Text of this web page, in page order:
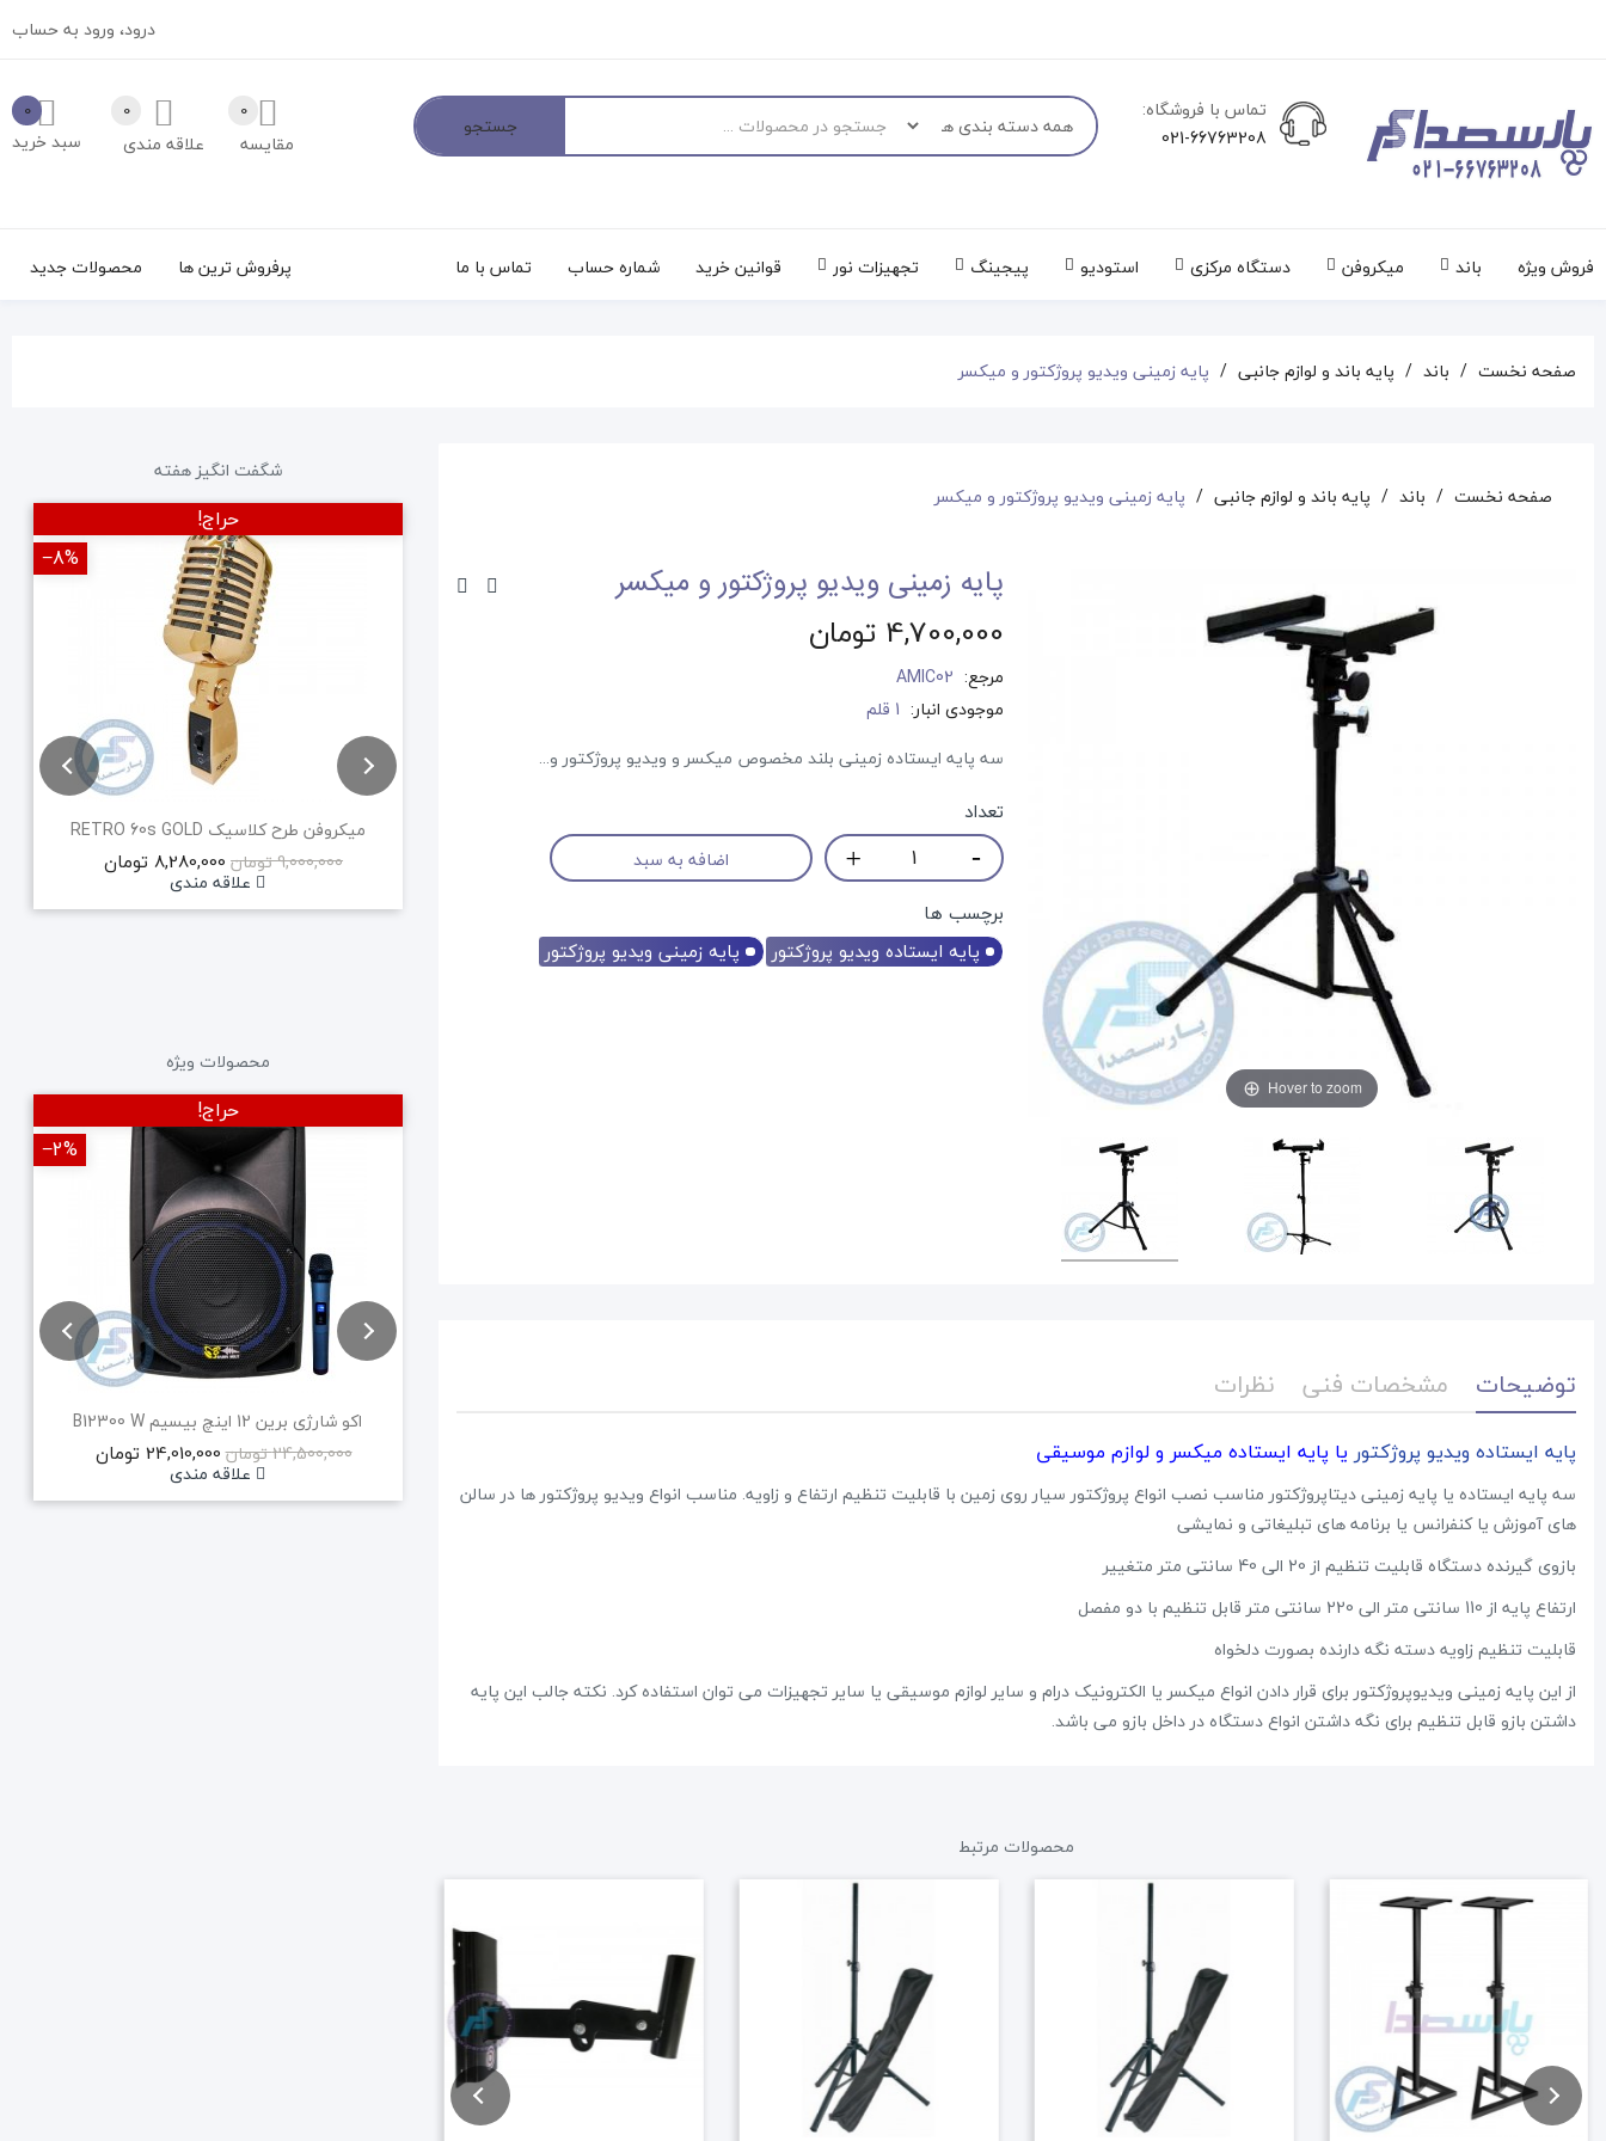
درود، ورود به حساب
تماس با فروشگاه:
021-66763208
جستجو
0
سبد خرید علاقه مندی
0
مقایسه
0
فروش ویژه باند میکروفن دستگاه مرکزی استودیو پیجینگ تجهیزات نور قوانین خرید شماره حساب تماس با ما محصولات جدید پرفروش ترین ها
صفحه نخست باند پایه باند و لوازم جانبی پایه زمینی ویدیو پروژکتور و میکسر
صفحه نخست باند پایه باند و لوازم جانبی پایه زمینی ویدیو پروژکتور و میکسر
Hover to zoom
پایه زمینی ویدیو پروژکتور و میکسر
4,700,000 تومان
مرجع: AMIC02
موجودی انبار: 1 قلم
سه پایه ایستاده زمینی بلند مخصوص میکسر و ویدیو پروژکتور و...
تعداد
اضافه به سبد
برچسب ها
پایه ایستاده ویدیو پروژکتور
پایه زمینی ویدیو پروژکتور
توضیحات مشخصات فنی نظرات
پایه ایستاده ویدیو پروژکتور یا پایه ایستاده میکسر و لوازم موسیقی
سه پایه ایستاده یا پایه زمینی دیتاپروژکتور مناسب نصب انواع پروژکتور سیار روی زمین با قابلیت تنظیم ارتفاع و زاویه. مناسب انواع ویدیو پروژکتور ها در سالن
های آموزش یا کنفرانس یا برنامه های تبلیغاتی و نمایشی
بازوی گیرنده دستگاه قابلیت تنظیم از 20 الی 40 سانتی متر متغییر
ارتفاع پایه از 110 سانتی متر الی 220 سانتی متر قابل تنظیم با دو مفصل
قابلیت تنظیم زاویه دسته نگه دارنده بصورت دلخواه
از این پایه زمینی ویدیوپروژکتور برای قرار دادن انواع میکسر یا الکترونیک درام و سایر لوازم موسیقی یا سایر تجهیزات می توان استفاده کرد. نکته جالب این پایه
داشتن بازو قابل تنظیم برای نگه داشتن انواع دستگاه در داخل بازو می باشد.
محصولات مرتبط
شگفت انگیز هفته
پکیج اسپیکر پرتابل EDISON Es6000
45,000,000 تومان
39,600,000 تومان
علاقه مندی
2 نظر
میکروفن طرح کلاسیک RETRO 60s GOLD
9,000,000 تومان
8,280,000 تومان
علاقه مندی
حراج!
‎−8%
محصولات ویژه
اکو شارژی برین 12 اینچ بیسیم B12300 W
24,500,000 تومان
24,010,000 تومان
علاقه مندی
حراج!
‎−2%